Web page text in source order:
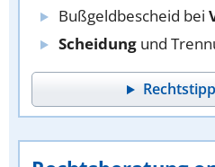
Bußgeldbescheid bei
Scheidung und